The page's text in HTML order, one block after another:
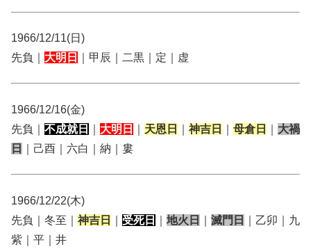
1966/12/11(日)
先負｜ 大明日 ｜甲辰｜二黒｜定｜虚
1966/12/16(金)
先負｜ 不成就日 大明日 天恩日 神吉日 母倉日
大禍
日
｜己酉｜六白｜納｜婁
1966/12/22(木)
先負｜冬至｜ 神吉日 受死日 地火日 滅門日
｜乙卯｜九
紫｜平｜井